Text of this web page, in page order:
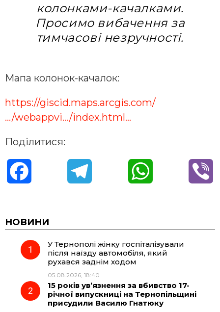
колонками-качалками.
Просимо вибачення за
тимчасові незручності.
Мапа колонок-качалок:
https://giscid.maps.arcgis.com/
…/webappvi…/index.html…
Поділитися:
c
e
o
e
r
t
A
НОВИНИ
У Тернополі жінку госпіталізували
після наїзду автомобіля, який
рухався заднім ходом
05.08.2026, 18:40
15 років ув’язнення за вбивство 17-
річної випускниці на Тернопільщині
присудили Василю Гнатюку